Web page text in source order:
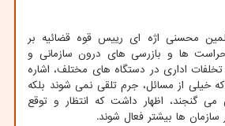
محسنی اژه ای رییس قوه قضائیه بر
ها و بازرسی های درون سازمانی و
اداری در دستگاه های مختلف، اشاره
که خیلی از مسائل، جرم تلقی نمی شوند بلکه
می گنجند، اظهار داشت که انتظار و توقع
ها بیشتر فعال شوند.